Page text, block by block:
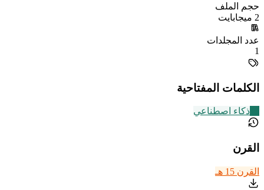
حجم الملف
2 ميجابايت
عدد المجلدات
1
الكلمات المفتاحية
ذكاء اصطناعي
القرن
القرن 15 هـ